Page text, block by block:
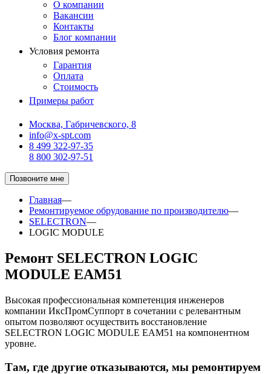
О компании
Вакансии
Контакты
Блог компании
Условия ремонта
Гарантия
Оплата
Стоимость
Примеры работ
Москва, Габричевского, 8
info@x-spt.com
8 499 322-97-35
8 800 302-97-51
Позвоните мне
Главная—
Ремонтируемое обрудование по производителю—
SELECTRON—
LOGIC MODULE
Ремонт SELECTRON LOGIC
MODULE EAM51
Высокая профессиональная компетенция инженеров
компании ИксПромСуппорт в сочетании с релевантным
опытом позволяют осуществить восстановление
SELECTRON LOGIC MODULE EAM51 на компонентном
уровне.
Там, где другие отказываются, мы ремонтируем